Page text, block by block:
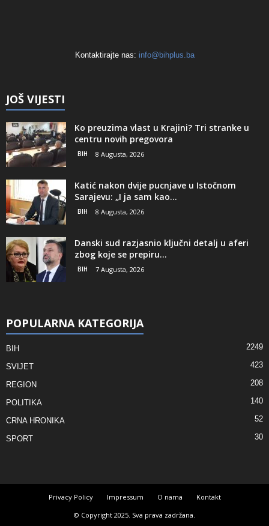
Kontaktirajte nas: info@bihplus.ba
JOŠ VIJESTI
Ko preuzima vlast u Krajini? Tri stranke u
centru novih pregovora
BIH 8 Augusta, 2026
Katić nakon dvije pucnjave u Istočnom
Sarajevu: „I ja sam kao...
BIH 8 Augusta, 2026
Danski sud razjasnio ključni detalj u aferi
zbog koje se prepiru...
BIH 7 Augusta, 2026
POPULARNA KATEGORIJA
BIH 2249
SVIJET 423
REGION 208
POLITIKA 140
CRNA HRONIKA 52
SPORT 30
Privacy Policy Impressum O nama
Kontakt
© Copyright 2025. Sva prava zadržana.